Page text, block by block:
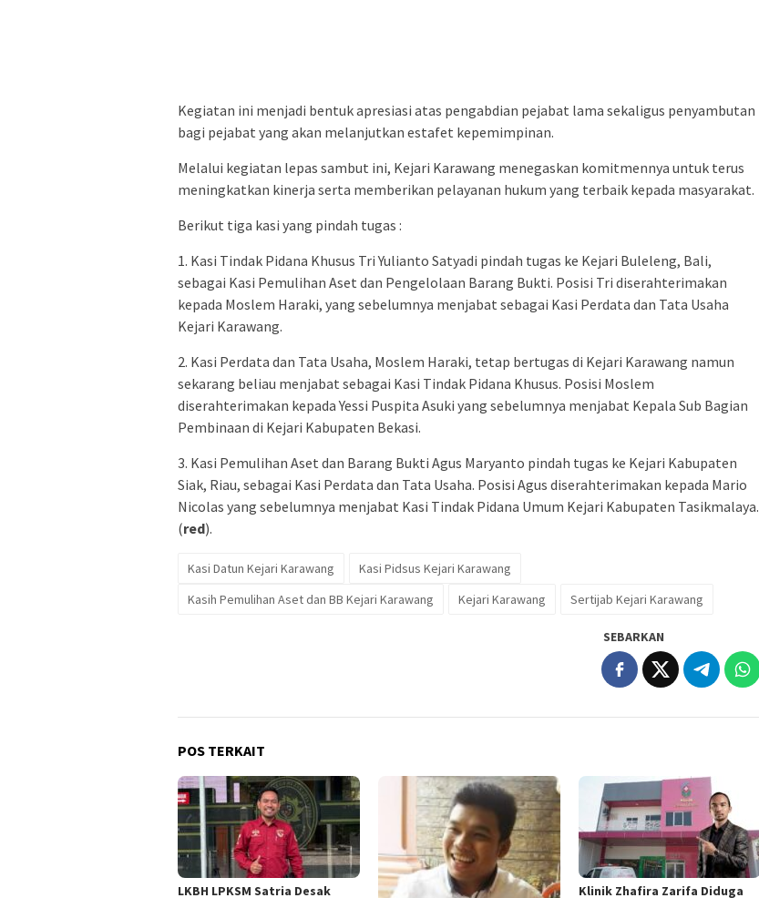
Kegiatan ini menjadi bentuk apresiasi atas pengabdian pejabat lama sekaligus penyambutan
bagi pejabat yang akan melanjutkan estafet kepemimpinan.
Melalui kegiatan lepas sambut ini, Kejari Karawang menegaskan komitmennya untuk terus
meningkatkan kinerja serta memberikan pelayanan hukum yang terbaik kepada masyarakat.
Berikut tiga kasi yang pindah tugas :
1. Kasi Tindak Pidana Khusus Tri Yulianto Satyadi pindah tugas ke Kejari Buleleng, Bali,
sebagai Kasi Pemulihan Aset dan Pengelolaan Barang Bukti. Posisi Tri diserahterimakan
kepada Moslem Haraki, yang sebelumnya menjabat sebagai Kasi Perdata dan Tata Usaha
Kejari Karawang.
2. Kasi Perdata dan Tata Usaha, Moslem Haraki, tetap bertugas di Kejari Karawang namun
sekarang beliau menjabat sebagai Kasi Tindak Pidana Khusus. Posisi Moslem
diserahterimakan kepada Yessi Puspita Asuki yang sebelumnya menjabat Kepala Sub Bagian
Pembinaan di Kejari Kabupaten Bekasi.
3. Kasi Pemulihan Aset dan Barang Bukti Agus Maryanto pindah tugas ke Kejari Kabupaten
Siak, Riau, sebagai Kasi Perdata dan Tata Usaha. Posisi Agus diserahterimakan kepada Mario
Nicolas yang sebelumnya menjabat Kasi Tindak Pidana Umum Kejari Kabupaten Tasikmalaya.
(red).
Kasi Datun Kejari Karawang
Kasi Pidsus Kejari Karawang
Kasih Pemulihan Aset dan BB Kejari Karawang
Kejari Karawang Sertijab Kejari Karawang
SEBARKAN
POS TERKAIT
LKBH LPKSM Satria Desak Klinik Zhafira Zarifa Diduga